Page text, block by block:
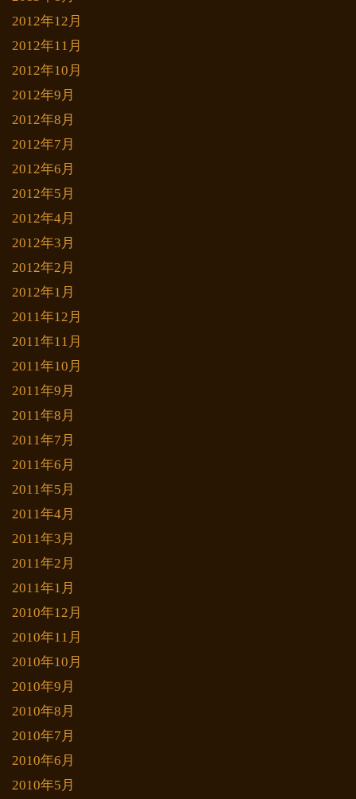
2012年12月
2012年11月
2012年10月
2012年9月
2012年8月
2012年7月
2012年6月
2012年5月
2012年4月
2012年3月
2012年2月
2012年1月
2011年12月
2011年11月
2011年10月
2011年9月
2011年8月
2011年7月
2011年6月
2011年5月
2011年4月
2011年3月
2011年2月
2011年1月
2010年12月
2010年11月
2010年10月
2010年9月
2010年8月
2010年7月
2010年6月
2010年5月